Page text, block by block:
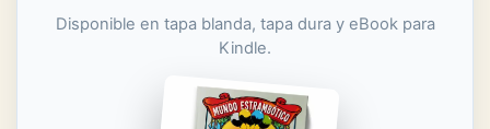
Disponible en tapa blanda, tapa dura y eBook para
Kindle.